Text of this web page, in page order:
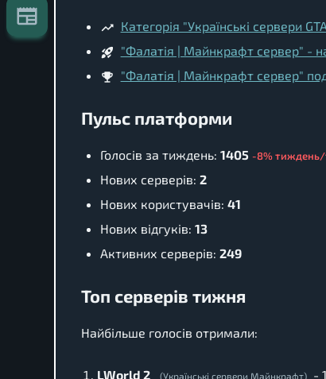
Категорія "Українські сервери
"Фалатія | Майнкрафт сервер" -
"Фалатія | Майнкрафт сервер"
Пульс платформи
Голосів за тиждень: 1405 -8%
Нових серверів: 2
Нових користувачів: 41
Нових відгуків: 13
Активних серверів: 249
Топ серверів тижня
Найбільше голосів отримали:
LWorld 2 (Українські сервери Майнкрафт) -